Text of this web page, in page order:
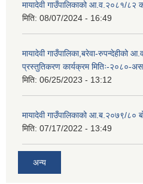
मायादेवी गाउँपालिकाको आ.व.२०८१/८२
मिति: 08/07/2024 - 16:49
मायादेवी गाउँपालिका,बरेवा-रुपन्देहीको
प्रस्तुतिकरण कार्यक्रम मितिः-२०८०-
मिति: 06/25/2023 - 13:12
मायादेवी गाउँपालिकाको आ.ब.२०७९/८०
मिति: 07/17/2022 - 13:49
अन्य